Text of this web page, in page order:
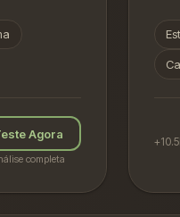
Agora
completa